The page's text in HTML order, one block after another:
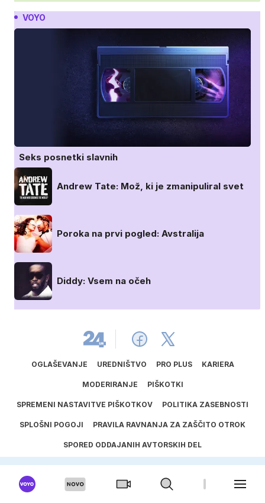
VOYO
Seks posnetki slavnih
Andrew Tate: Mož, ki je zmanipuliral svet
Poroka na prvi pogled: Avstralija
Diddy: Vsem na očeh
OGLAŠEVANJE UREDNIŠTVO PRO PLUS KARIERA
MODERIRANJE PIŠKOTKI
SPREMENI NASTAVITVE PIŠKOTKOV POLITIKA ZASEBNOSTI
SPLOŠNI POGOJI PRAVILA RAVNANJA ZA ZAŠČITO OTROK
SPORED ODDAJANIH AVTORSKIH DEL
UPORABA UMETNE INTELIGENCE